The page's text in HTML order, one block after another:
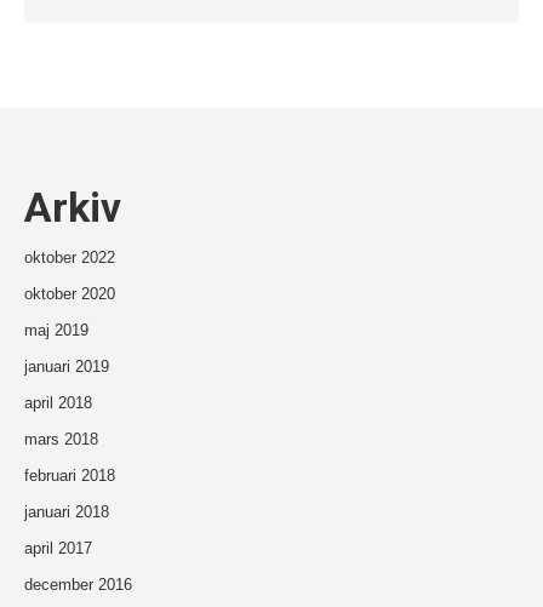
Arkiv
oktober 2022
oktober 2020
maj 2019
januari 2019
april 2018
mars 2018
februari 2018
januari 2018
april 2017
december 2016